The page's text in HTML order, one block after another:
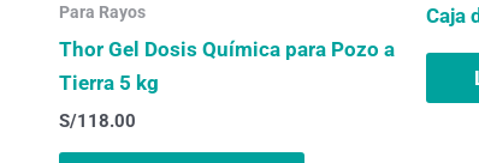
Para Rayos
Thor Gel Dosis Química para Pozo a
Tierra 5 kg
S/118.00
Caja